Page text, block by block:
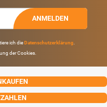
ANMELDEN
ich dieDatenschutzerklärung
der Cookies.